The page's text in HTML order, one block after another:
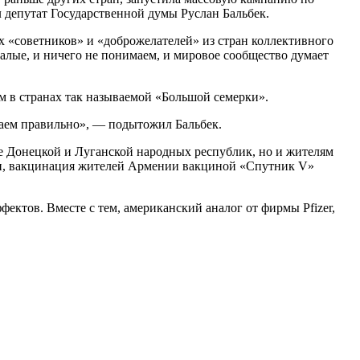
Государственной думы Руслан Бальбек.
и «доброжелателей» из стран коллективного
и ничего не понимаем, и мировое сообщество думает
в странах так называемой «Большой семерки».
правильно», — подытожил Бальбек.
и Луганской народных республик, но и жителям
вакцинация жителей Армении вакциной «Спутник V»
Вместе с тем, американский аналог от фирмы Pfizer,